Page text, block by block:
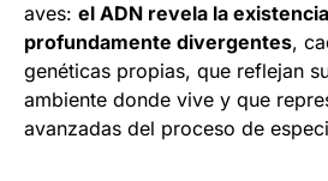
aves: el ADN revela la
profundamente divergentes,
genéticas propias, que reflejan
ambiente donde vive y que
avanzadas del proceso de